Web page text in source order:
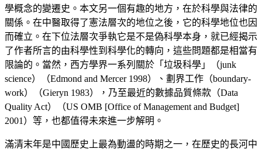
學概念的變遷史。本文另一個有趣的地方，在於科學與法律的
關係。在中醫取得了憲法層次的地位之後，它的科學地位也因
而確立。在下位法層次爭執它是不是偽科學本身，就已經揭示
了作者所言的由科學性到科學化的轉向，這些問題都是相當有
限論的。當然，西方學界一系列關於「垃圾科學」（junk
science）（Edmond and Mercer 1998）、劃界工作（boundary-
work）（Gieryn 1983），乃至最近的數據品質條款（Data
Quality Act）（US OMB [Office of Management and Budget]
2001）等，也都值得未來進一步解明。
滿清末年是中國歷史上最為動盪的時期之一，在歷史的長河中